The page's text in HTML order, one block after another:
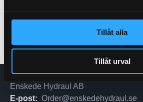
Tillåt alla
Tillåt urval
Enskede Hydraul AB
E-post: Order@enskedehydraul.se